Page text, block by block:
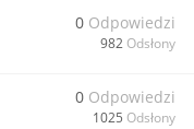
0 Odpowiedzi
982 Odsłony
0 Odpowiedzi
1025 Odsłony